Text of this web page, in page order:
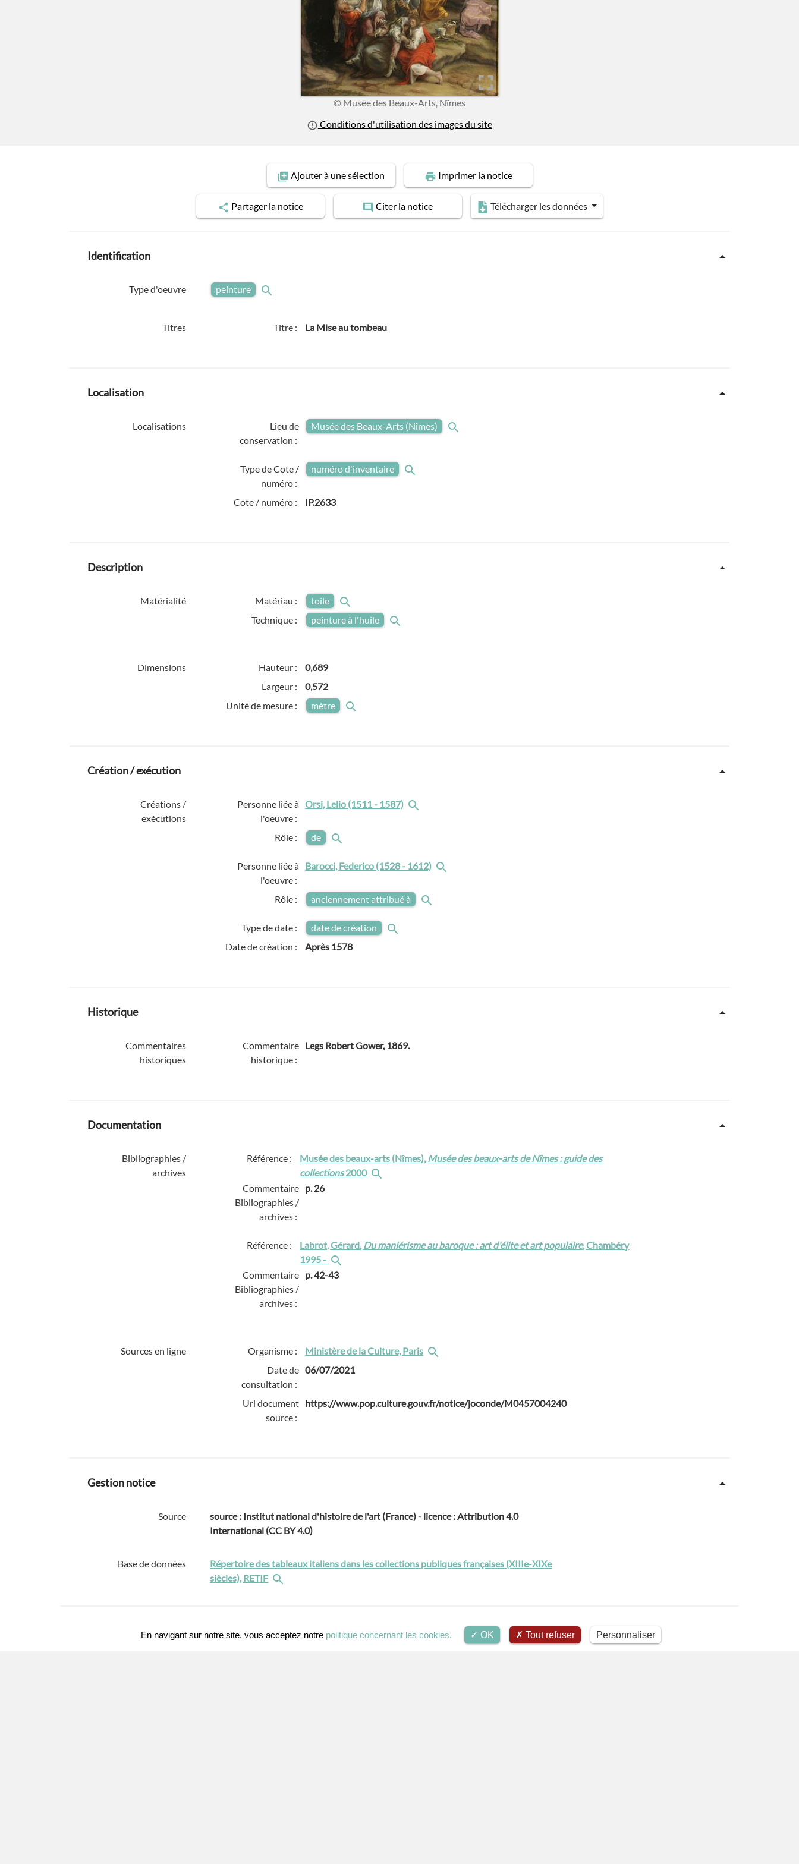
© Musée des Beaux-Arts, Nîmes
Conditions d'utilisation des images du site
Ajouterà une sélection Imprimerla notice
Partagerla notice Citer la notice Télécharger les données
Identification
Type d'oeuvre peinture
Titres Titre : La Mise au tombeau
Localisation
Localisations
Lieu de
conservation :
Musée des Beaux-Arts (Nîmes)
Type de Cote /
numéro :
numéro d'inventaire
Cote / numéro : IP.2633
Description
Matérialité Matériau :
toile
Technique :
peinture à l'huile
Dimensions Hauteur :
0,689
Largeur :
0,572
Unité de mesure :
mètre
Création / exécution
Créations /
exécutions
Personne liée à
l'oeuvre :
Orsi, Lelio (1511 - 1587)
Rôle : de
Personne liée à
l'oeuvre :
Barocci, Federico (1528 - 1612)
Rôle : anciennement attribué à
Type de date :
date de création
Date de création :
Après 1578
Historique
Commentaires
historiques
Commentaire
historique :
Legs Robert Gower, 1869.
Documentation
Bibliographies /
archives
Référence : Musée des beaux-arts (Nîmes),Musée des beaux-arts de Nîmes : guide des
collections2000
Commentaire
Bibliographies /
archives :
p. 26
Référence : Labrot, Gérard,Du maniérisme au baroque : art d'élite et art populaire, Chambéry
1995 -
Commentaire
Bibliographies /
archives :
p. 42-43
Sources en ligne Organisme :
Ministère de la Culture, Paris
Date de
consultation :
06/07/2021
Url document
source :
https://www.pop.culture.gouv.fr/notice/joconde/M0457004240
Gestion notice
Source
source : Institut national d'histoire de l'art (France) - licence : Attribution 4.0
International (CC BY 4.0)
Base de données
Répertoire des tableaux italiens dans les collections publiques françaises (XIIIe-XIXe
siècles), RETIF
Notices liéesEn navigant sur notre site, vous acceptez notre politique concernant les cookies. OK Tout refuser Personnaliser